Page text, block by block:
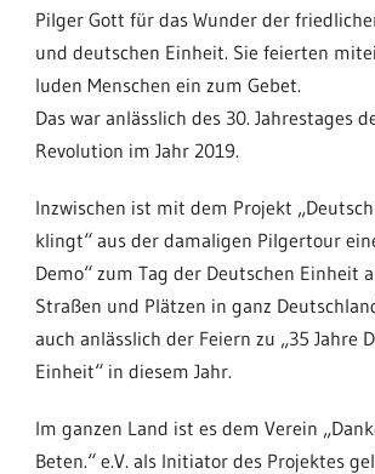
Pilger Gott für das Wunder der
und deutschen Einheit. Sie feierten
luden Menschen ein zum Gebet.
Das war anlässlich des 30. Jahrestages
Revolution im Jahr 2019.
Inzwischen ist mit dem Projekt
klingt“ aus der damaligen Pilgertour
Demo“ zum Tag der Deutschen Einheit
Straßen und Plätzen in ganz
auch anlässlich der Feiern zu „35 Jahre
Einheit“ in diesem Jahr.
Im ganzen Land ist es dem Verein
Beten.“ e.V. als Initiator des Projektes